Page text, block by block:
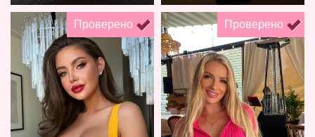
Проверено Проверено